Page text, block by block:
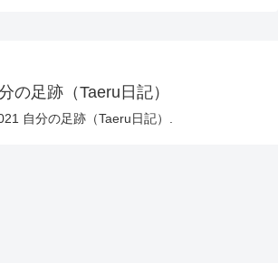
の足跡（Taeru日記）
自分の足跡（Taeru日記）.